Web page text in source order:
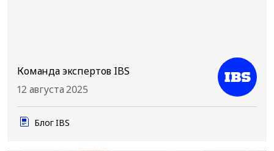
Команда экспертов IBS
12 августа 2025
Блог IBS